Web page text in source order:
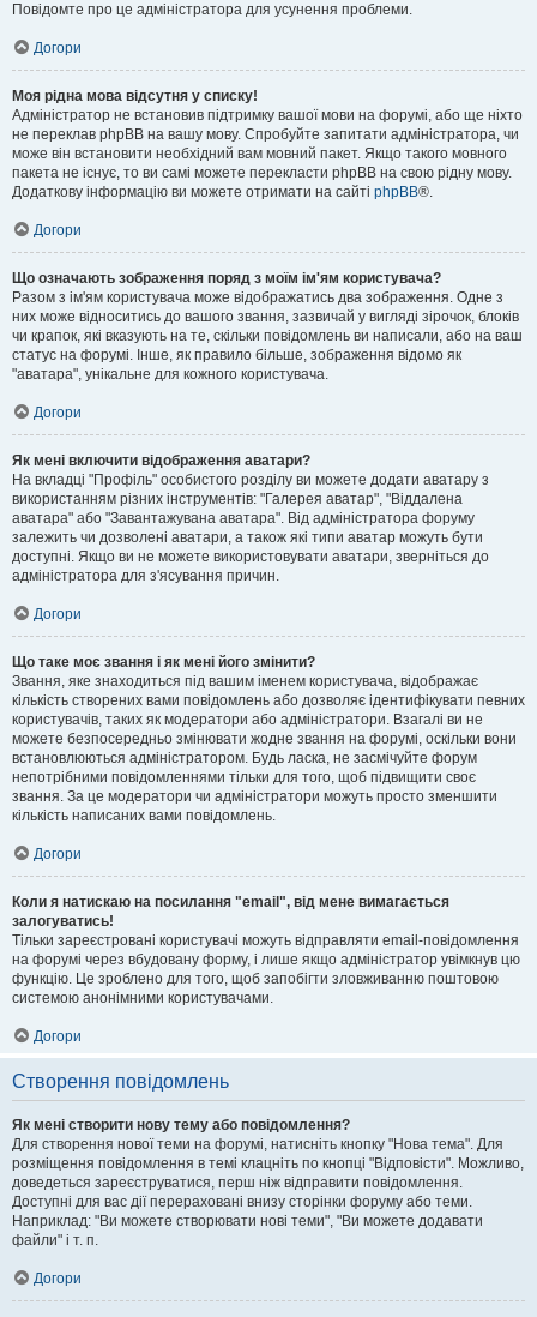
Повідомте про це адміністратора для усунення проблеми.
Догори
Моя рідна мова відсутня у списку!
Адміністратор не встановив підтримку вашої мови на форумі, або ще ніхто
не переклав phpBB на вашу мову. Спробуйте запитати адміністратора, чи
може він встановити необхідний вам мовний пакет. Якщо такого мовного
пакета не існує, то ви самі можете перекласти phpBB на свою рідну мову.
Додаткову інформацію ви можете отримати на сайті phpBB®.
Догори
Що означають зображення поряд з моїм ім'ям користувача?
Разом з ім'ям користувача може відображатись два зображення. Одне з
них може відноситись до вашого звання, зазвичай у вигляді зірочок, блоків
чи крапок, які вказують на те, скільки повідомлень ви написали, або на ваш
статус на форумі. Інше, як правило більше, зображення відомо як
"аватара", унікальне для кожного користувача.
Догори
Як мені включити відображення аватари?
На вкладці "Профіль" особистого розділу ви можете додати аватару з
використанням різних інструментів: "Галерея аватар", "Віддалена
аватара" або "Завантажувана аватара". Від адміністратора форуму
залежить чи дозволені аватари, а також які типи аватар можуть бути
доступні. Якщо ви не можете використовувати аватари, зверніться до
адміністратора для з'ясування причин.
Догори
Що таке моє звання і як мені його змінити?
Звання, яке знаходиться під вашим іменем користувача, відображає
кількість створених вами повідомлень або дозволяє ідентифікувати певних
користувачів, таких як модератори або адміністратори. Взагалі ви не
можете безпосередньо змінювати жодне звання на форумі, оскільки вони
встановлюються адміністратором. Будь ласка, не засмічуйте форум
непотрібними повідомленнями тільки для того, щоб підвищити своє
звання. За це модератори чи адміністратори можуть просто зменшити
кількість написаних вами повідомлень.
Догори
Коли я натискаю на посилання "email", від мене вимагається
залогуватись!
Тільки зареєстровані користувачі можуть відправляти email-повідомлення
на форумі через вбудовану форму, і лише якщо адміністратор увімкнув цю
функцію. Це зроблено для того, щоб запобігти зловживанню поштовою
системою анонімними користувачами.
Догори
Створення повідомлень
Як мені створити нову тему або повідомлення?
Для створення нової теми на форумі, натисніть кнопку "Нова тема". Для
розміщення повідомлення в темі клацніть по кнопці "Відповісти". Можливо,
доведеться зареєструватися, перш ніж відправити повідомлення.
Доступні для вас дії перераховані внизу сторінки форуму або теми.
Наприклад: "Ви можете створювати нові теми", "Ви можете додавати
файли" і т. п.
Догори